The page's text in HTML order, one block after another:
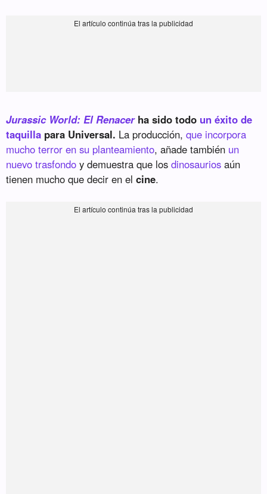
Jurassic World: El Renacerha sido todo un éxito de
taquilla para Universal. La producción,que incorpora
mucho terror en su planteamiento, añade también un
nuevo trasfondo y demuestra que losdinosaurios aún
tienen mucho que decir en elcine.